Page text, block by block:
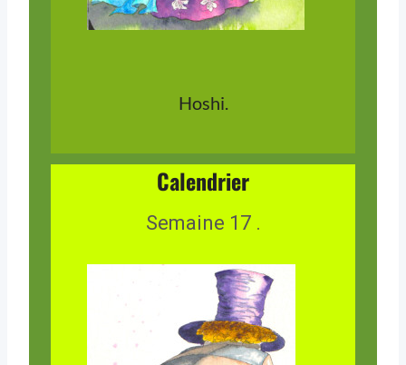
Hoshi.
Calendrier
Semaine 17 .